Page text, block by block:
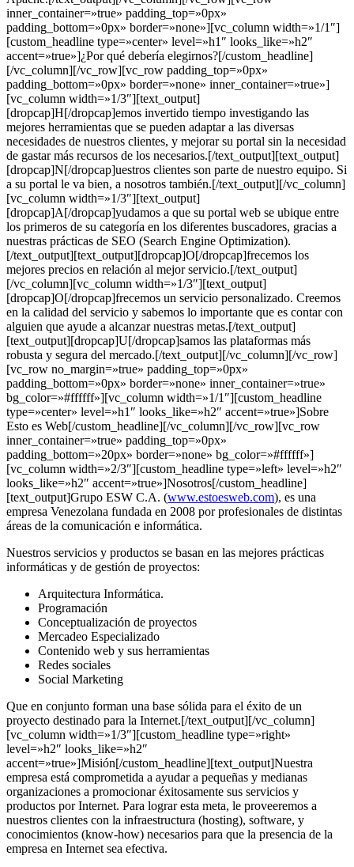
inner_container=»true» padding_top=»0px»
padding_bottom=»0px» border=»none»][vc_column width=»1/1″]
[custom_headline type=»center» level=»h1″ looks_like=»h2″
accent=»true»]¿Por qué debería elegirnos?[/custom_headline]
[/vc_column][/vc_row][vc_row padding_top=»0px»
padding_bottom=»0px» border=»none» inner_container=»true»]
[vc_column width=»1/3″][text_output]
[dropcap]H[/dropcap]emos invertido tiempo investigando las
mejores herramientas que se pueden adaptar a las diversas
necesidades de nuestros clientes, y mejorar su portal sin la necesidad
de gastar más recursos de los necesarios.[/text_output][text_output]
[dropcap]N[/dropcap]uestros clientes son parte de nuestro equipo. Si
a su portal le va bien, a nosotros también.[/text_output][/vc_column]
[vc_column width=»1/3″][text_output]
[dropcap]A[/dropcap]yudamos a que su portal web se ubique entre
los primeros de su categoría en los diferentes buscadores, gracias a
nuestras prácticas de SEO (Search Engine Optimization).
[/text_output][text_output][dropcap]O[/dropcap]frecemos los
mejores precios en relación al mejor servicio.[/text_output]
[/vc_column][vc_column width=»1/3″][text_output]
[dropcap]O[/dropcap]frecemos un servicio personalizado. Creemos
en la calidad del servicio y sabemos lo importante que es contar con
alguien que ayude a alcanzar nuestras metas.[/text_output]
[text_output][dropcap]U[/dropcap]samos las plataformas más
robusta y segura del mercado.[/text_output][/vc_column][/vc_row]
[vc_row no_margin=»true» padding_top=»0px»
padding_bottom=»0px» border=»none» inner_container=»true»
bg_color=»#ffffff»][vc_column width=»1/1″][custom_headline
type=»center» level=»h1″ looks_like=»h2″ accent=»true»]Sobre
Esto es Web[/custom_headline][/vc_column][/vc_row][vc_row
inner_container=»true» padding_top=»0px»
padding_bottom=»20px» border=»none» bg_color=»#ffffff»]
[vc_column width=»2/3″][custom_headline type=»left» level=»h2″
looks_like=»h2″ accent=»true»]Nosotros[/custom_headline]
[text_output]Grupo ESW C.A. (www.estoesweb.com), es una
empresa Venezolana fundada en 2008 por profesionales de distintas
áreas de la comunicación e informática.
Nuestros servicios y productos se basan en las mejores prácticas
informáticas y de gestión de proyectos:
Arquitectura Informática.
Programación
Conceptualización de proyectos
Mercadeo Especializado
Contenido web y sus herramientas
Redes sociales
Social Marketing
Que en conjunto forman una base sólida para el éxito de un
proyecto destinado para la Internet.[/text_output][/vc_column]
[vc_column width=»1/3″][custom_headline type=»right»
level=»h2″ looks_like=»h2″
accent=»true»]Misión[/custom_headline][text_output]Nuestra
empresa está comprometida a ayudar a pequeñas y medianas
organizaciones a promocionar éxitosamente sus servicios y
productos por Internet. Para lograr esta meta, le proveeremos a
nuestros clientes con la infraestructura (hosting), software, y
conocimientos (know-how) necesarios para que la presencia de la
empresa en Internet sea efectiva.